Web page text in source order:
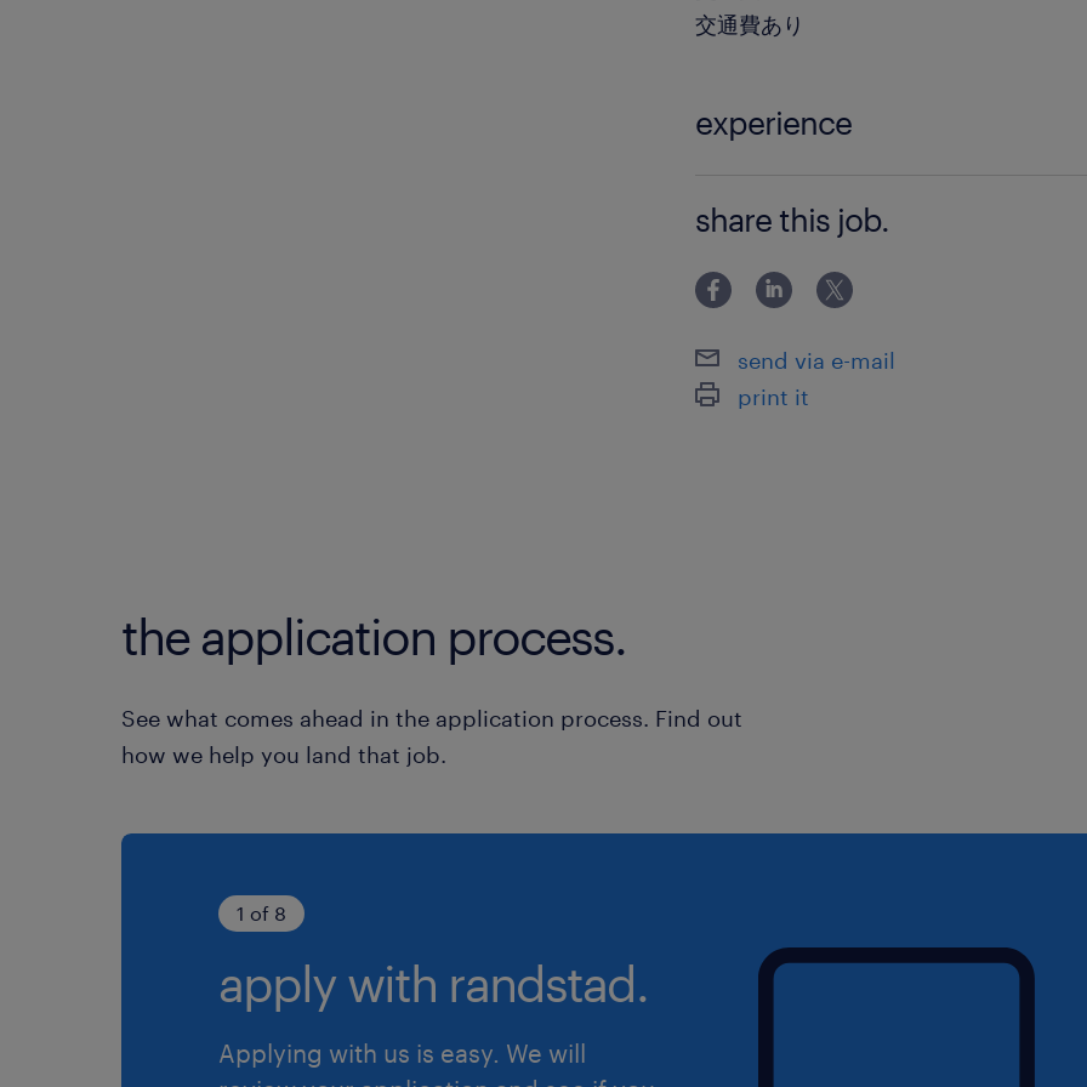
交通費あり
experience
がある方
share this job.
send via e-mail
print it
the application process.
See what comes ahead in the application process. Find out
how we help you land that job.
1 of 8
apply with randstad.
Applying with us is easy. We will